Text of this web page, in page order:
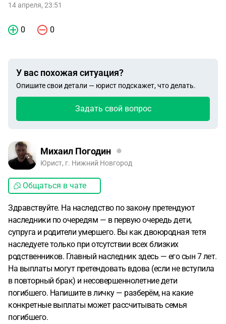
14 апреля, 23:51
0 0
У вас похожая ситуация?
Опишите свои детали — юрист подскажет, что делать.
Задать свой вопрос
Михаил Погодин
Юрист, г. Нижний Новгород
Общаться в чате
Здравствуйте. На наследство по закону претендуют
наследники по очередям — в первую очередь дети,
супруга и родители умершего. Вы как двоюродная тетя
наследуете только при отсутствии всех близких
родственников. Главный наследник здесь — его сын 7 лет.
На выплаты могут претендовать вдова (если не вступила
в повторный брак) и несовершеннолетние дети
погибшего. Напишите в личку — разберём, на какие
конкретные выплаты может рассчитывать семья
погибшего.